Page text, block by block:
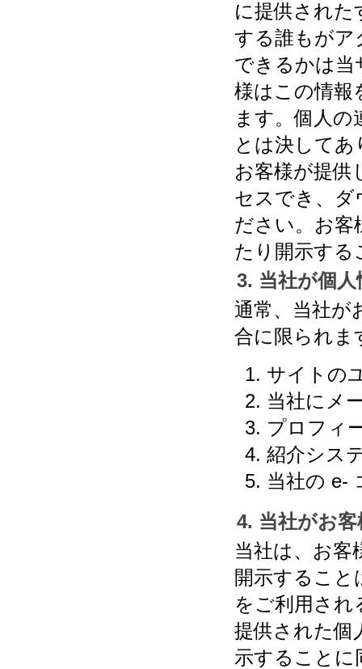
に提供され
する誰もがア
できるかは当
様はこの情報
ます。個人
とは決して
お客様が提供
セスでき、ダ
ださい。お客
たり開示する
3. 当社が個
通常、当社が
合に限られま
サイトの
当社にメ
プロフィ
紹介シス
当社の e-
4. 当社がお
当社は、お客
開示するこ
をご利用され
提供された個
示することに